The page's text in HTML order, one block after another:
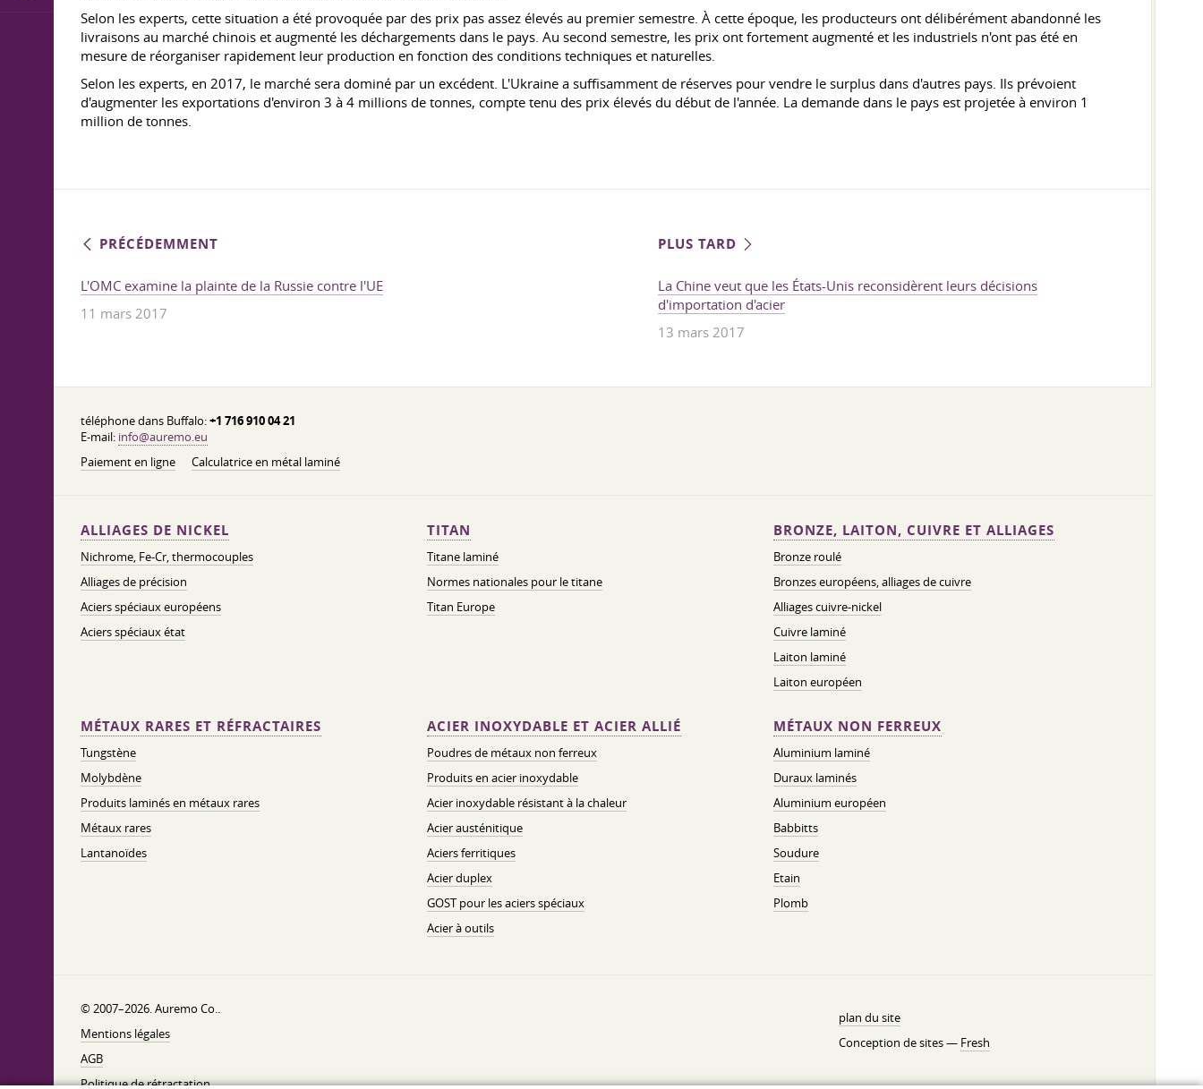
Selon les experts, cette situation a été provoquée par des prix pas assez élevés au premier semestre. À cette époque, les producteurs ont délibérément abandonné les
livraisons au marché chinois et augmenté les déchargements dans le pays. Au second semestre, les prix ont fortement augmenté et les industriels n'ont pas été en
mesure de réorganiser rapidement leur production en fonction des conditions techniques et naturelles.
Selon les experts, en 2017, le marché sera dominé par un excédent. L'Ukraine a suffisamment de réserves pour vendre le surplus dans d'autres pays. Ils prévoient
d'augmenter les exportations d'environ 3 à 4 millions de tonnes, compte tenu des prix élevés du début de l'année. La demande dans le pays est projetée à environ 1
million de tonnes.
PRÉCÉDEMMENT
L'OMC examine la plainte de la Russie contre l'UE
11 mars 2017
PLUS TARD
La Chine veut que les États-Unis reconsidèrent leurs décisions
d'importation d'acier
13 mars 2017
téléphone dans Buffalo:+1 716 910 04 21
E-mail: info@auremo.eu
Paiement en ligne
Calculatrice en métal laminé
ALLIAGES DE NICKEL
Nichrome, Fe-Cr, thermocouples
Alliages de précision
Aciers spéciaux européens
Aciers spéciaux état
TITAN
Titane laminé
Normes nationales pour le titane
Titan Europe
BRONZE, LAITON, CUIVRE ET ALLIAGES
Bronze roulé
Bronzes européens, alliages de cuivre
Alliages cuivre-nickel
Cuivre laminé
Laiton laminé
Laiton européen
MÉTAUX RARES ET RÉFRACTAIRES
Tungstène
Molybdène
Produits laminés en métaux rares
Métaux rares
Lantanoïdes
ACIER INOXYDABLE ET ACIER ALLIÉ
Poudres de métaux non ferreux
Produits en acier inoxydable
Acier inoxydable résistant à la chaleur
Acier austénitique
Aciers ferritiques
Acier duplex
GOST pour les aciers spéciaux
Acier à outils
MÉTAUX NON FERREUX
Aluminium laminé
Duraux laminés
Aluminium européen
Babbitts
Soudure
Etain
Plomb
© 2007–2026. Auremo Co..
Mentions légales
AGB
Politique de rétractation
plan du site
Conception de sites — Fresh